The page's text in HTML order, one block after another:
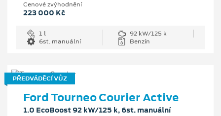
Cenové zvýhodnění
223 000 Kč
1 l
92 kW/125 k
6st. manuální
Benzín
PŘEDVÁDĚCÍ VŮZ
Ford Tourneo Courier Active
1.0 EcoBoost 92 kW/125 k, 6st. manuální